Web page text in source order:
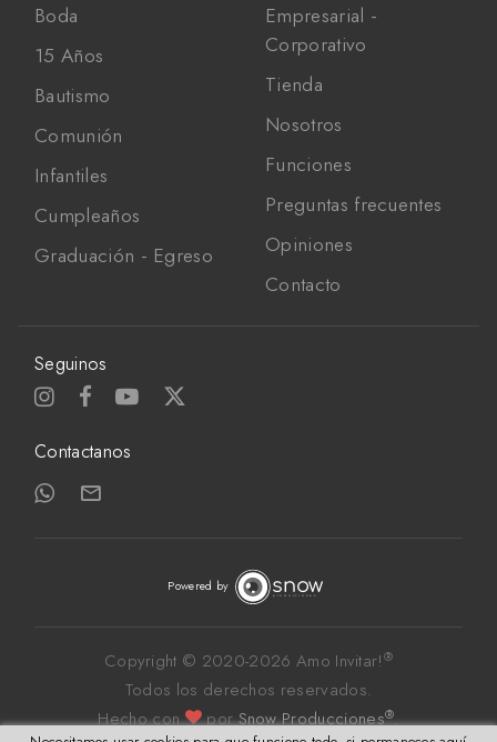
Boda
15 Años
Bautismo
Comunión
Infantiles
Cumpleaños
Graduación - Egreso
Empresarial -
Corporativo
Tienda
Nosotros
Funciones
Preguntas frecuentes
Opiniones
Contacto
Seguinos
Contactanos
Powered by
Copyright © 2020-2026 Amo Invitar!®
Todos los derechos reservados.
Hecho con
por Snow Producciones®.